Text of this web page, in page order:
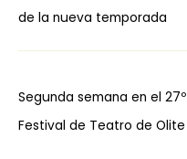
de la nueva temporada
Segunda semana en el 27º
Festival de Teatro de Olite